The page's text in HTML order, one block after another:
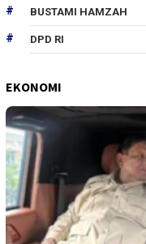
BUSTAMI HAMZAH
DPD RI
EKONOMI